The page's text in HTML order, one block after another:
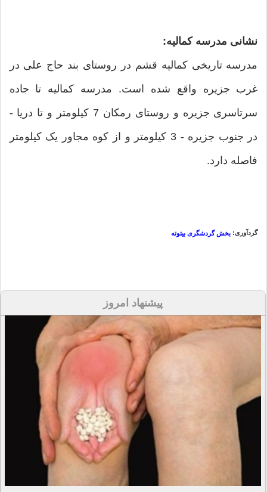
نشانی مدرسه کمالیه:
مدرسه تاریخی کمالیه قشم در روستای بند حاج علی در
غرب جزیره واقع شده است. مدرسه کماليه تا جاده
سرتاسرى جزيره و روستاى رمکان 7 کيلومتر و تا دريا -
در جنوب جزيره - 3 کيلومتر و از کوه مجاور يک کيلومتر
فاصله دارد.
گردآوری: بخش گردشگری بیتوته
پیشنهاد امروز